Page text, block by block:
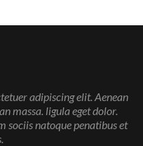
adipiscing elit. Aenean
massa. ligula eget dolor.
sociis natoque penatibus et